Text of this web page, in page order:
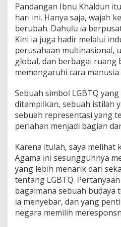
Pandangan Ibnu Khaldun
hari ini. Hanya saja, wajah
berubah. Dahulu ia
Kini ia juga hadir melalui
perusahaan multinasional,
global, dan berbagai ruang
memengaruhi cara
Sebuah simbol LGBTQ
ditampilkan, sebuah istilah
sebuah representasi yang
perlahan menjadi bagian
Karena itulah, saya melihat
Agama ini sesungguhnya
yang lebih menarik dari
tentang LGBTQ.
bagaimana sebuah budaya
ia menyebar, dan yang
negara memilih